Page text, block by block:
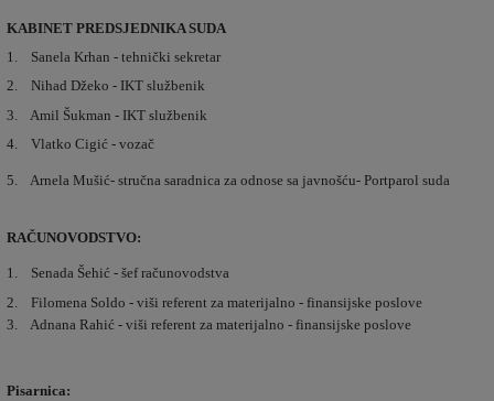
KABINET PREDSJEDNIKA SUDA
1. Sanela Krhan - tehnički sekretar
2. Nihad Džeko - IKT službenik
3. Amil Šukman - IKT službenik
4. Vlatko Cigić - vozač
5. Arnela Mušić- stručna saradnica za odnose sa javnošću- Portparol suda
RAČUNOVODSTVO:
1. Senada Šehić - šef računovodstva
2. Filomena Soldo - viši referent za materijalno - finansijske poslove
3. Adnana Rahić - viši referent za materijalno - finansijske poslove
Pisarnica: